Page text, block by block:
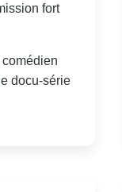
fort
docu-série